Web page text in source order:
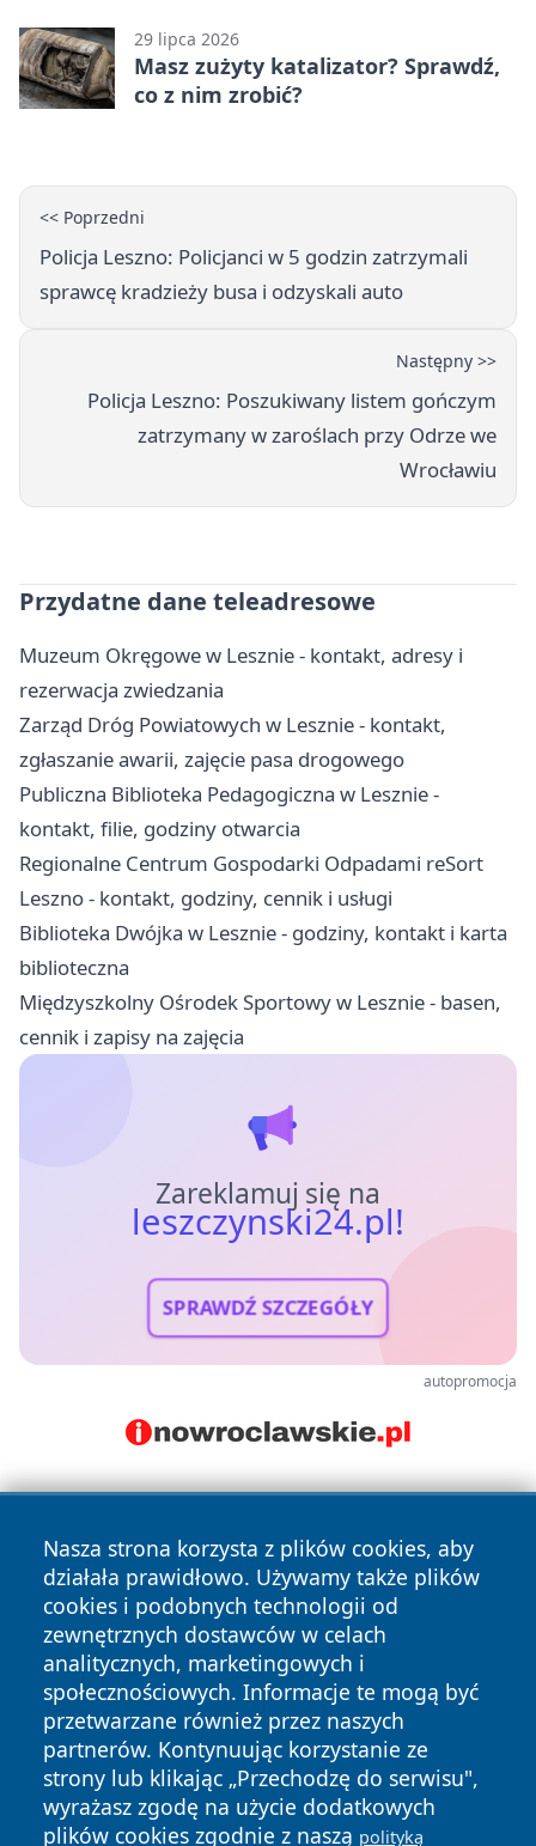
29 lipca 2026
Masz zużyty katalizator? Sprawdź,
co z nim zrobić?
<< Poprzedni
Policja Leszno: Policjanci w 5 godzin zatrzymali
sprawcę kradzieży busa i odzyskali auto
Następny >>
Policja Leszno: Poszukiwany listem gończym
zatrzymany w zaroślach przy Odrze we
Wrocławiu
Przydatne dane teleadresowe
Muzeum Okręgowe w Lesznie - kontakt, adresy i
rezerwacja zwiedzania
Zarząd Dróg Powiatowych w Lesznie - kontakt,
zgłaszanie awarii, zajęcie pasa drogowego
Publiczna Biblioteka Pedagogiczna w Lesznie -
kontakt, filie, godziny otwarcia
Regionalne Centrum Gospodarki Odpadami reSort
Leszno - kontakt, godziny, cennik i usługi
Biblioteka Dwójka w Lesznie - godziny, kontakt i karta
biblioteczna
Międzyszkolny Ośrodek Sportowy w Lesznie - basen,
cennik i zapisy na zajęcia
Zareklamuj się na
leszczynski24.pl!
SPRAWDŹ SZCZEGÓŁY
autopromocja
Nasza strona korzysta z plików cookies, aby
działała prawidłowo. Używamy także plików
cookies i podobnych technologii od
zewnętrznych dostawców w celach
analitycznych, marketingowych i
społecznościowych. Informacje te mogą być
przetwarzane również przez naszych
partnerów. Kontynuując korzystanie ze
strony lub klikając „Przechodzę do serwisu",
wyrażasz zgodę na użycie dodatkowych
plików cookies zgodnie z naszą polityką
Copyright © 2026 leszczynski24.pl Wszystkie prawa
zastrzeżone.
News Autorzy
Polityka
Prywatności
Polityka
Cookies